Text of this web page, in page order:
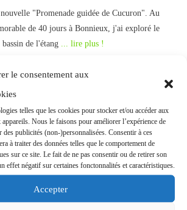
le consentement aux
telles que les cookies pour stocker et/ou accéder aux
Nous le faisons pour améliorer l’expérience de
publicités (non-)personnalisées. Consentir à ces
à traiter des données telles que le comportement de
sur ce site. Le fait de ne pas consentir ou de retirer son
effet négatif sur certaines fonctonnalités et caractéristiques.
Accepter
"Promenade guidée de Cucuron". Au
de 40 jours à Bonnieux, j'ai exploré le
de l'étang ... lire plus !
guidée de Joucas :
provençal
Randonnées et Promenades